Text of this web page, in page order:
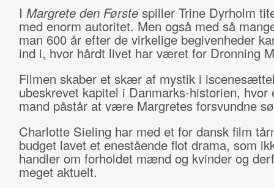
I Margrete den Førstespiller Trine Dyrholm
med enorm autoritet. Men også med så
man 600 år efter de virkelige begivenheder
ind i, hvor hårdt livet har været for Dronning
Filmen skaber et skær af mystik i
ubeskrevet kapitel i Danmarks-historien, hvor
mand påstår at være Margretes forsvundne
Charlotte Sieling har med et for dansk film
budget lavet et enestående flot drama, som
handler om forholdet mænd og kvinder og
meget aktuelt.